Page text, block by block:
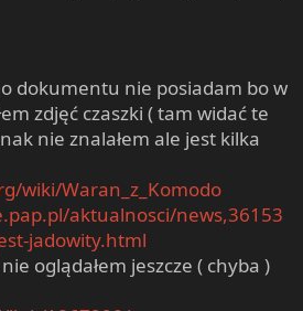
dokumentu nie posiadam bo w
zdjęć czaszki ( tam widać te
nie znalałem ale jest kilka
wiki/Waran_z_Komodo
aktualnosci/news,36153
jadowity.html
oglądałem jeszcze ( chyba )